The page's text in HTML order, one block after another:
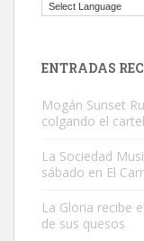
El ayuntamiento se
Este gato macho ha
ENTRADAS
Mogán Sunset
colgando el
La Sociedad
sábado en El
La Gloria recibe
de sus quesos